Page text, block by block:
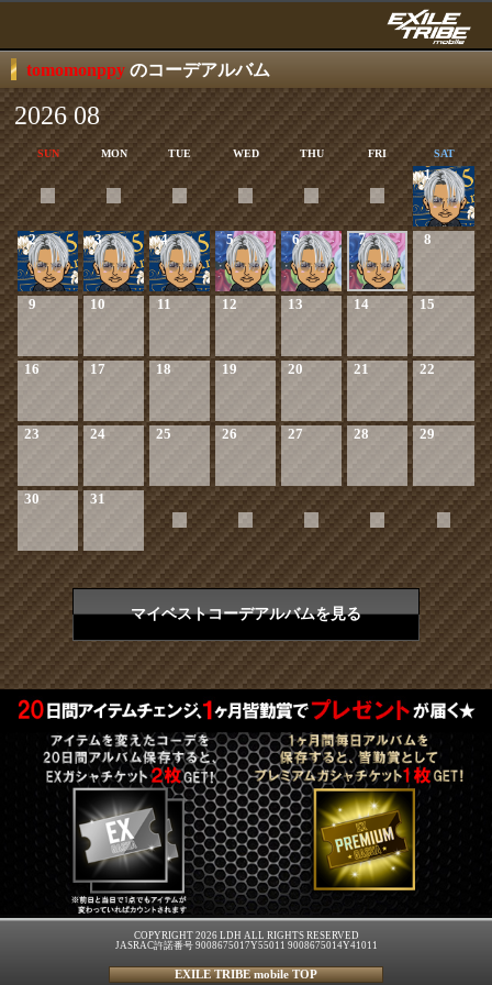
tomomonppy のコーデアルバム
2026 08
SUN MON TUE WED THU FRI SAT
1
2 3 4 5 6 7 8
9 10 11 12 13 14 15
16 17 18 19 20 21 22
23 24 25 26 27 28 29
30 31
マイベストコーデアルバムを見る
COPYRIGHT 2026 LDH ALL RIGHTS RESERVED
JASRAC許諾番号 9008675017Y55011 9008675014Y41011
EXILE TRIBE mobile TOP